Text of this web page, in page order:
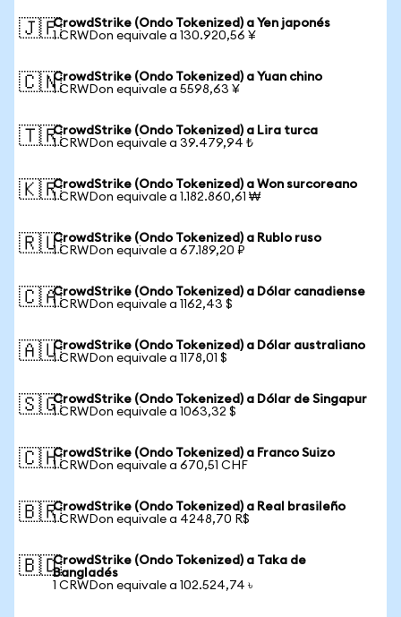
🇯🇵CrowdStrike (Ondo Tokenized) a Yen japonés
1 CRWDon equivale a 130.920,56 ¥
🇨🇳CrowdStrike (Ondo Tokenized) a Yuan chino
1 CRWDon equivale a 5598,63 ¥
🇹🇷CrowdStrike (Ondo Tokenized) a Lira turca
1 CRWDon equivale a 39.479,94 ₺
🇰🇷CrowdStrike (Ondo Tokenized) a Won surcoreano
1 CRWDon equivale a 1.182.860,61 ₩
🇷🇺CrowdStrike (Ondo Tokenized) a Rublo ruso
1 CRWDon equivale a 67.189,20 ₽
🇨🇦CrowdStrike (Ondo Tokenized) a Dólar canadiense
1 CRWDon equivale a 1162,43 $
🇦🇺CrowdStrike (Ondo Tokenized) a Dólar australiano
1 CRWDon equivale a 1178,01 $
🇸🇬CrowdStrike (Ondo Tokenized) a Dólar de Singapur
1 CRWDon equivale a 1063,32 $
🇨🇭CrowdStrike (Ondo Tokenized) a Franco Suizo
1 CRWDon equivale a 670,51 CHF
🇧🇷CrowdStrike (Ondo Tokenized) a Real brasileño
1 CRWDon equivale a 4248,70 R$
🇧🇩CrowdStrike (Ondo Tokenized) a Taka de
Bangladés
1 CRWDon equivale a 102.524,74 ৳